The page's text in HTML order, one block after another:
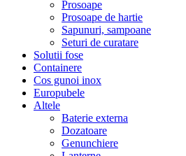
Prosoape
Prosoape de hartie
Sapunuri, sampoane
Seturi de curatare
Solutii fose
Containere
Cos gunoi inox
Europubele
Altele
Baterie externa
Dozatoare
Genunchiere